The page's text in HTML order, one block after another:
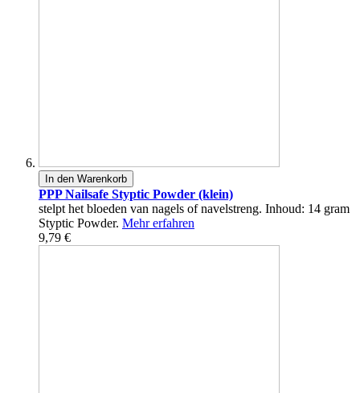
In den Warenkorb
PPP Nailsafe Styptic Powder (klein)
stelpt het bloeden van nagels of navelstreng. Inhoud: 14 gram
Styptic Powder. Mehr erfahren
9,79 €